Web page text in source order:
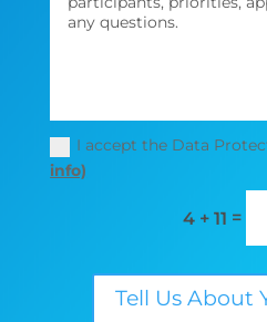
I accept the Data
info)
4 + 11 =
Tell Us About